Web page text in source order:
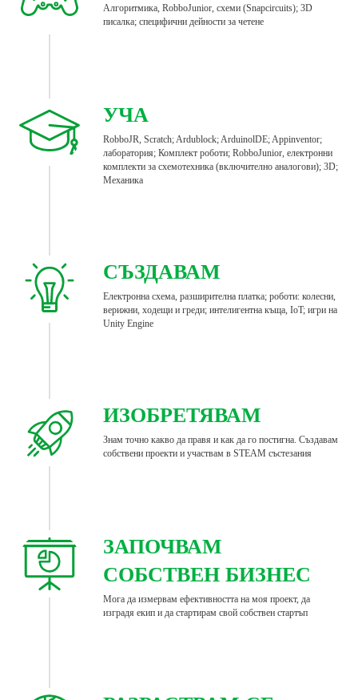
Алгоритмика, RobboJunior, схеми (Snapcircuits); 3D
писалка; специфични дейности за четене
УЧА
RobboJR, Scratch; Ardublock; ArduinolDE; Appinventor;
лаборатория; Комплект роботи; RobboJunior, електронни
комплекти за схемотехника (включително аналогови); 3D;
Механика
СЪЗДАВАМ
Електронна схема, разширителна платка; роботи: колесни,
верижни, ходещи и греди; интелигентна къща, IoT; игри на
Unity Engine
ИЗОБРЕТЯВАМ
Знам точно какво да правя и как да го постигна. Създавам
собствени проекти и участвам в STEAM състезания
ЗАПОЧВАМ
СОБСТВЕН БИЗНЕС
Мога да измервам ефективността на моя проект, да
изградя екип и да стартирам свой собствен стартъп